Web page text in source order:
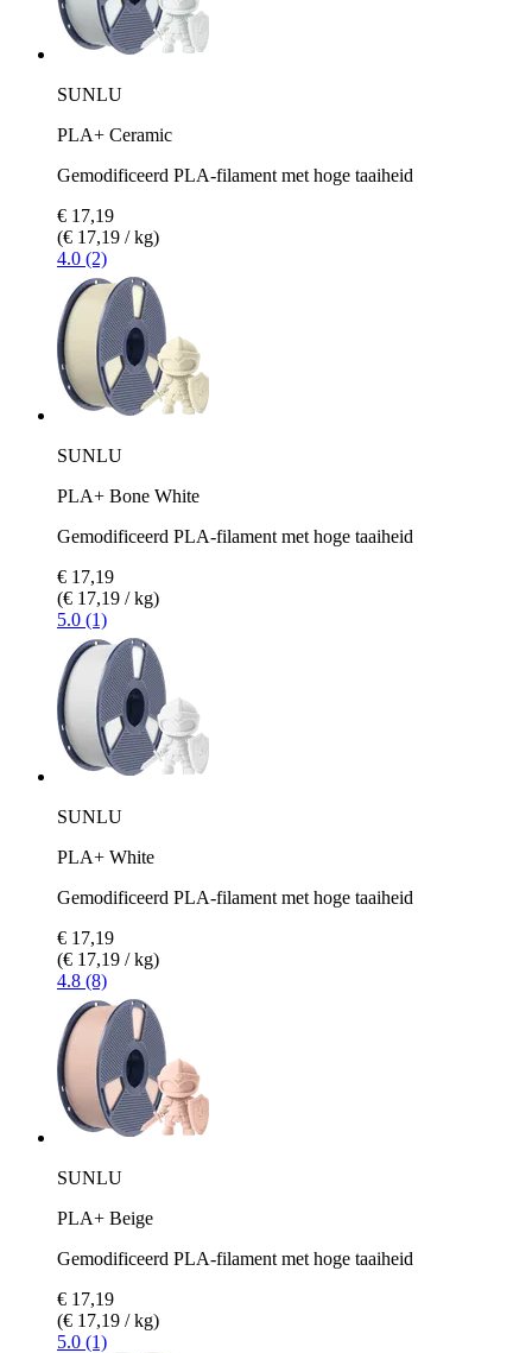
SUNLU
PLA+ Ceramic
Gemodificeerd PLA-filament met hoge taaiheid
€ 17,19
(€ 17,19 / kg)
4.0 (2)
SUNLU
PLA+ Bone White
Gemodificeerd PLA-filament met hoge taaiheid
€ 17,19
(€ 17,19 / kg)
5.0 (1)
SUNLU
PLA+ White
Gemodificeerd PLA-filament met hoge taaiheid
€ 17,19
(€ 17,19 / kg)
4.8 (8)
SUNLU
PLA+ Beige
Gemodificeerd PLA-filament met hoge taaiheid
€ 17,19
(€ 17,19 / kg)
5.0 (1)